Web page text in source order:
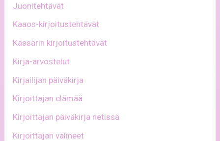
Juonitehtävät
Kaaos-kirjoitustehtävät
Kässärin kirjoitustehtävät
Kirja-arvostelut
Kirjailijan päiväkirja
Kirjoittajan elämää
Kirjoittajan päiväkirja netissä
Kirjoittajan välineet